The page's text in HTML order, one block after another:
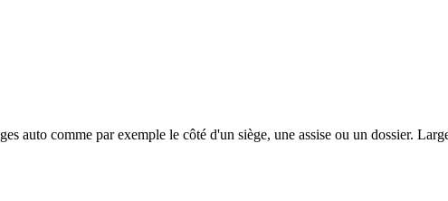
auto comme par exemple le côté d'un siège, une assise ou un dossier.